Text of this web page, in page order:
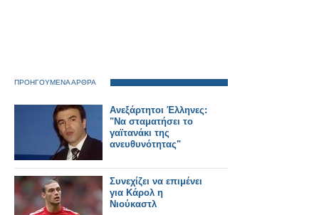
ΠΡΟΗΓΟΥΜΕΝΑ ΑΡΘΡΑ
Ανεξάρτητοι Έλληνες:
"Να σταματήσει το
γαϊτανάκι της
ανευθυνότητας"
Συνεχίζει να επιμένει
για Κάρολ η
Νιούκαστλ